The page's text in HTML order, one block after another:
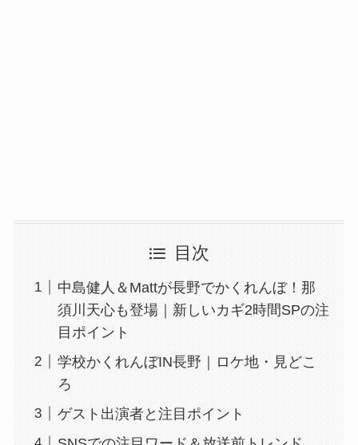
目次
中島健人＆Mattが長野でかくれんぼ！那
須川天心も登場｜新しいカギ2時間SPの注
目ポイント
学校かくれんぼIN長野｜ロケ地・見どこ
ろ
ゲスト出演者と注目ポイント